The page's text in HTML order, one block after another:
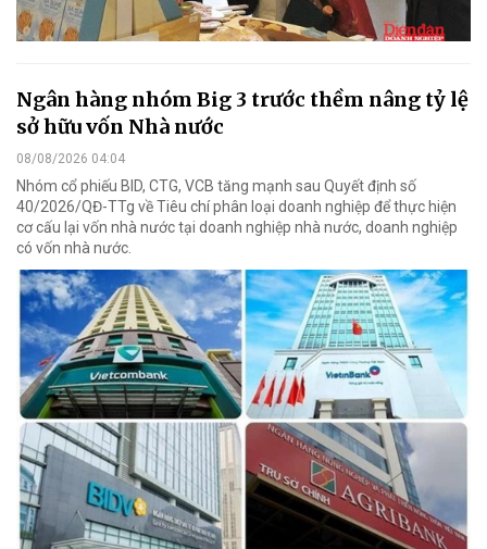
Ngân hàng nhóm Big 3 trước thềm nâng tỷ lệ
sở hữu vốn Nhà nước
08/08/2026 04:04
Nhóm cổ phiếu BID, CTG, VCB tăng mạnh sau Quyết định số
40/2026/QĐ-TTg về Tiêu chí phân loại doanh nghiệp để thực hiện
cơ cấu lại vốn nhà nước tại doanh nghiệp nhà nước, doanh nghiệp
có vốn nhà nước.